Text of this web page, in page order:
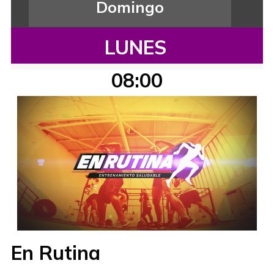
Domingo
LUNES
08:00
En Rutina